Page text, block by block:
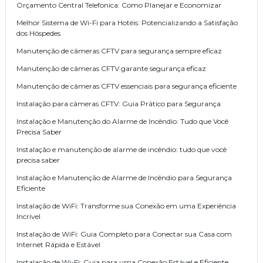
Orçamento Central Telefonica: Como Planejar e Economizar
Melhor Sistema de Wi-Fi para Hotéis: Potencializando a Satisfação
dos Hóspedes
Manutenção de câmeras CFTV para segurança sempre eficaz
Manutenção de câmeras CFTV garante segurança eficaz
Manutenção de câmeras CFTV essenciais para segurança eficiente
Instalação para câmeras CFTV: Guia Prático para Segurança
Instalação e Manutenção do Alarme de Incêndio: Tudo que Você
Precisa Saber
Instalação e manutenção de alarme de incêndio: tudo que você
precisa saber
Instalação e Manutenção de Alarme de Incêndio para Segurança
Eficiente
Instalação de WiFi: Transforme sua Conexão em uma Experiência
Incrível
Instalação de WiFi: Guia Completo para Conectar sua Casa com
Internet Rápida e Estável